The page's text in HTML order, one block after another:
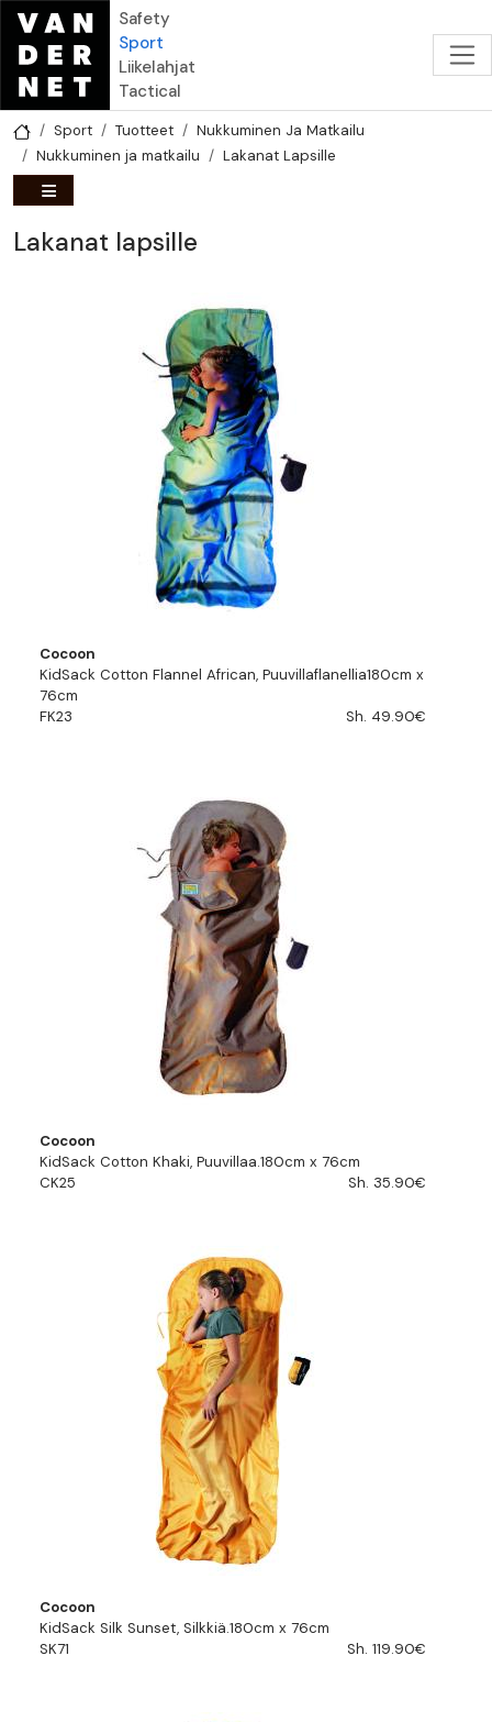
Hyppää pääsisältöön
Safety
Sport
Liikelahjat
Tactical
Sport Tuotteet
Nukkuminen Ja Matkailu
Nukkuminen ja matkailu
Lakanat Lapsille
Lakanat lapsille
Cocoon
KidSack Cotton Flannel African, Puuvillaflanellia180cm x
76cm
FK23
Sh. 49.90€
Cocoon
KidSack Cotton Khaki, Puuvillaa.180cm x 76cm
CK25
Sh. 35.90€
Cocoon
KidSack Silk Sunset, Silkkiä.180cm x 76cm
SK71
Sh. 119.90€